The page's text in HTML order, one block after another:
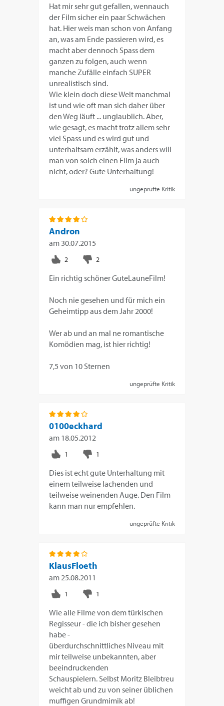
Hat mir sehr gut gefallen, wennauch
der Film sicher ein paar Schwächen
hat. Hier weis man schon von Anfang
an, was am Ende passieren wird, es
macht aber dennoch Spass dem
ganzen zu folgen, auch wenn
manche Zufälle einfach SUPER
unrealistisch sind.
Wie klein doch diese Welt manchmal
ist und wie oft man sich daher über
den Weg läuft ... unglaublich. Aber,
wie gesagt, es macht trotz allem sehr
viel Spass und es wird gut und
unterhaltsam erzählt, was anders will
man von solch einen Film ja auch
nicht, oder? Gute Unterhaltung!
ungeprüfte Kritik
Andron
am 30.07.2015
Ein richtig schöner GuteLauneFilm!
Noch nie gesehen und für mich ein
Geheimtipp aus dem Jahr 2000!
Wer ab und an mal ne romantische
Komödien mag, ist hier richtig!
7,5 von 10 Sternen
ungeprüfte Kritik
0100eckhard
am 18.05.2012
Dies ist echt gute Unterhaltung mit
einem teilweise lachenden und
teilweise weinenden Auge. Den Film
kann man nur empfehlen.
ungeprüfte Kritik
KlausFloeth
am 25.08.2011
Wie alle Filme von dem türkischen
Regisseur - die ich bisher gesehen
habe -
überdurchschnittliches Niveau mit
mir teilweise unbekannten, aber
beeindruckenden
Schauspielern. Selbst Moritz Bleibtreu
weicht ab und zu von seiner üblichen
muffigen Grundmimik ab!